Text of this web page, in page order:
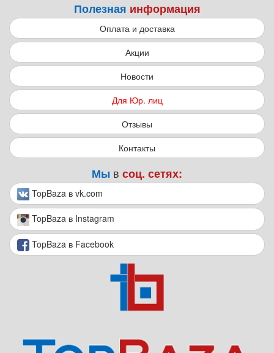
Полезная информация
Оплата и доставка
Акции
Новости
Для Юр. лиц
Отзывы
Контакты
Мы в соц. сетях:
TopBaza в vk.com
TopBaza в Instagram
TopBaza в Facebook